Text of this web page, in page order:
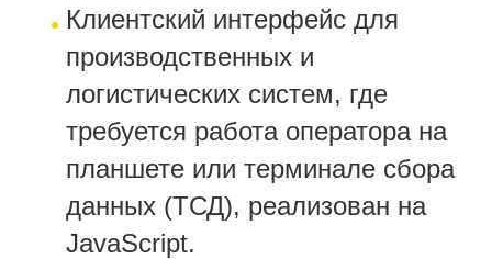
Клиентский интерфейс для
производственных и
логистических систем, где
требуется работа оператора на
планшете или терминале сбора
данных (ТСД), реализован на
JavaScript.